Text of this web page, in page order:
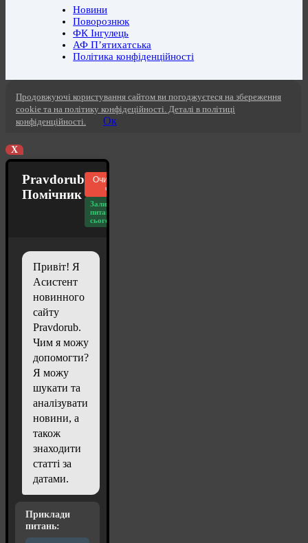
Новини
Поворознюк
ФК Інгулець
АФ П’ятихатська
Політика конфіденційності
Продовжуючі користування сайтом ви погоджуєтеся на збереження
cookie та на політику конфідеційності. Деталі в політиці
конфіденційності.
Ок
X
Pravdorub
Помічник
Очистити
чат
Залишилось
питань
сьогодні: 20
Привіт! Я
Асистент
новинного
сайту
Pravdorub.
Чим я можу
допомогти?
Я можу
шукати та
аналізувати
новини, а
також
знаходити
статті за
датами.
Приклади
питань: